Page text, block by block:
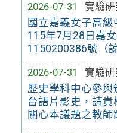
2026-07-31
實驗研
國立嘉義女子高
115年7月28日嘉
1150200386號（
2026-07-31
實驗研
歷史學科中心參與
台語片影史，請貴
關心本議題之教師